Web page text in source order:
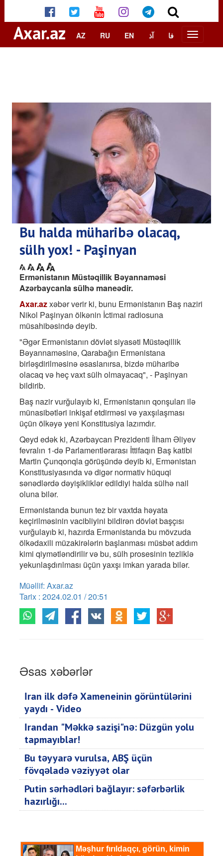
Axar.az AZ RU EN آذ فا
Bu halda müharibə olacaq,
sülh yox! - Paşinyan
Ermənistanın Müstəqillik Bəyannaməsi
Azərbaycanla sülhə maneədir.
Axar.azxəbər verir ki, bunu Ermənistanın Baş naziri
Nikol Paşinyan ölkənin İctimai radiosuna
müsahibəsində deyib.
"Əgər Ermənistanın dövlət siyasəti Müstəqillik
Bəyannaməsinə, Qarabağın Ermənistana
birləşdirilməsinə əsaslanırsa, bizdə müharibə
olacaq və heç vaxt sülh olmayacaq", - Paşinyan
bildirib.
Baş nazir vurğulayıb ki, Ermənistanın qonşuları ilə
münasibətləri inkişaf etdirməsi və yaxşılaşması
üçün ölkəyə yeni Konstitusiya lazımdır.
Qeyd edək ki, Azərbaycan Prezidenti İlham Əliyev
fevralın 1-də Parlamentlərarası İttifaqın Baş katibi
Martin Çunqonqla görüşündə deyib ki, Ermənistan
Konstitusiyasında və digər normativ hüquqi
sənədlərdə dəyişikliklər edildiyi halda sülhə nail
oluna bilər.
Ermənistanda bunun tez bir vaxtda həyata
keçirilməsinin vacibliyini bildirən dövlət başçısı
vurğulayıb ki, hazırda Ermənistanda bu mövzuda
ölkədaxili müzakirələrin başlanması müsbət addım
kimi qiymətləndirilir və bu, sülh prosesinin tezliklə
yekunlaşdırılması üçün yaxşı imkan yarada bilər.
Müəllif: Axar.az
Tarix : 2024.02.01 / 20:51
Əsas xəbərlər
İran ilk dəfə Xameneinin görüntülərini
yaydı - Video
İrandan "Məkkə sazişi"nə: Düzgün yolu
tapmayıblar!
Bu təyyarə vurulsa, ABŞ üçün
fövqəladə vəziyyət olar
Putin sərhədləri bağlayır: səfərbərlik
hazırlığı...